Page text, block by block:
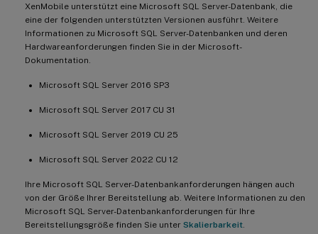
XenMobile unterstützt eine Microsoft SQL Server-Datenbank, die
eine der folgenden unterstützten Versionen ausführt. Weitere
Informationen zu Microsoft SQL Server-Datenbanken und deren
Hardwareanforderungen finden Sie in der Microsoft-
Dokumentation.
Microsoft SQL Server 2016 SP3
Microsoft SQL Server 2017 CU 31
Microsoft SQL Server 2019 CU 25
Microsoft SQL Server 2022 CU 12
Ihre Microsoft SQL Server-Datenbankanforderungen hängen auch
von der Größe Ihrer Bereitstellung ab. Weitere Informationen zu den
Microsoft SQL Server-Datenbankanforderungen für Ihre
Bereitstellungsgröße finden Sie unter Skalierbarkeit